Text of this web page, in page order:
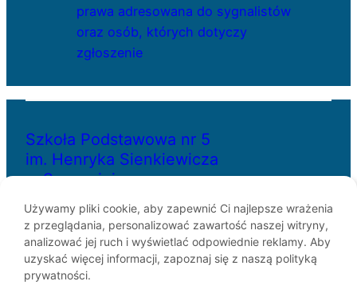
prawa adresowana do sygnalistów
oraz osób, których dotyczy
zgłoszenie
Szkoła Podstawowa nr 5
im. Henryka Sienkiewicza
w Szczecinie
ul. Bł. Królowej Jadwigi 29
70-262 Szczecin
telefon: 91-433-30-07
e-mail: sp5@miasto.szczecin.pl
Używamy pliki cookie, aby zapewnić Ci najlepsze wrażenia
z przeglądania, personalizować zawartość naszej witryny,
analizować jej ruch i wyświetlać odpowiednie reklamy. Aby
uzyskać więcej informacji, zapoznaj się z naszą polityką
prywatności.